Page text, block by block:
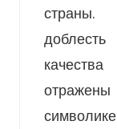
страны.